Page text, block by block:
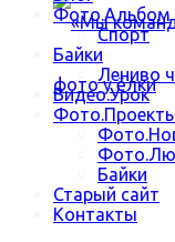
«Мы
фото у ёлки
Фото.Альбом
Спорт
Байки
Лениво
Видео.Урок
Байки
Старый сайт
Контакты